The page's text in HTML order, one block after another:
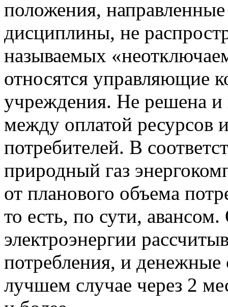
положения,
дисциплины, не
называемых
относятся управляющие
учреждения. Не решена
между оплатой ресурсов
потребителей. В
природный газ
от планового объема
то есть, по сути,
электроэнергии
потребления, и денежные
лучшем случае через 2